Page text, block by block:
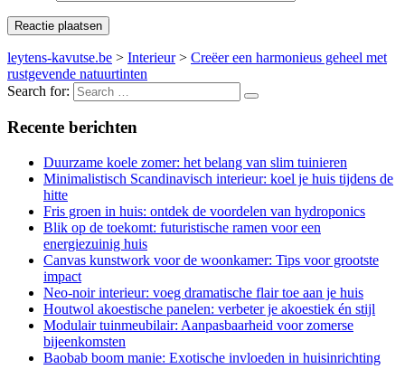
leytens-kavutse.be > Interieur> Creëer een harmonieus geheel met
rustgevende natuurtinten
Search for:
Recente berichten
Duurzame koele zomer: het belang van slim tuinieren
Minimalistisch Scandinavisch interieur: koel je huis tijdens de
hitte
Fris groen in huis: ontdek de voordelen van hydroponics
Blik op de toekomt: futuristische ramen voor een
energiezuinig huis
Canvas kunstwork voor de woonkamer: Tips voor grootste
impact
Neo-noir interieur: voeg dramatische flair toe aan je huis
Houtwol akoestische panelen: verbeter je akoestiek én stijl
Modulair tuinmeubilair: Aanpasbaarheid voor zomerse
bijeenkomsten
Baobab boom manie: Exotische invloeden in huisinrichting